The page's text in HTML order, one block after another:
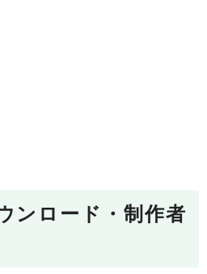
ンロード・制作者